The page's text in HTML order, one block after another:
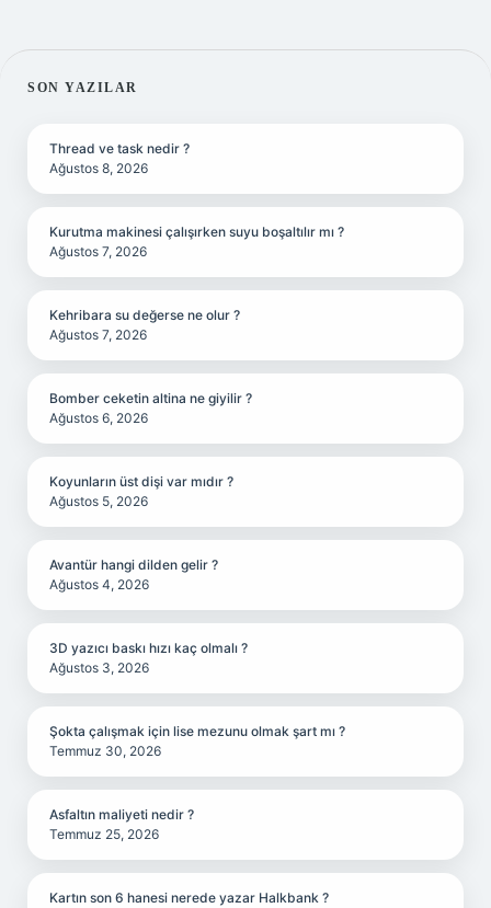
SIDEBAR
SON YAZILAR
Thread ve task nedir ?
Ağustos 8, 2026
Kurutma makinesi çalışırken suyu boşaltılır mı ?
Ağustos 7, 2026
Kehribara su değerse ne olur ?
Ağustos 7, 2026
Bomber ceketin altina ne giyilir ?
Ağustos 6, 2026
Koyunların üst dişi var mıdır ?
Ağustos 5, 2026
Avantür hangi dilden gelir ?
Ağustos 4, 2026
3D yazıcı baskı hızı kaç olmalı ?
Ağustos 3, 2026
Şokta çalışmak için lise mezunu olmak şart mı ?
Temmuz 30, 2026
Asfaltın maliyeti nedir ?
Temmuz 25, 2026
Kartın son 6 hanesi nerede yazar Halkbank ?